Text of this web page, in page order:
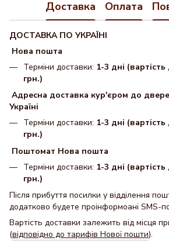
Доставка Оплата
ДОСТАВКА ПО УКРАЇНІ
Нова пошта
Терміни доставки: 1-3 дні
грн.)
Адресна доставка кур'єром до
Україні
Терміни доставки: 1-3 дні
грн.)
Поштомат Нова пошта
Терміни доставки: 1-3 дні
грн.)
Після прибуття посилки у відділення
додатково будете проінформоані SMS-
Вартість доставки залежить від місця
(відповідно до тарифів Нової пошти).